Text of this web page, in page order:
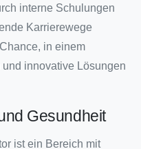
interne Schulungen
Karrierewege
in einem
innovative Lösungen
Gesundheit
ist ein Bereich mit